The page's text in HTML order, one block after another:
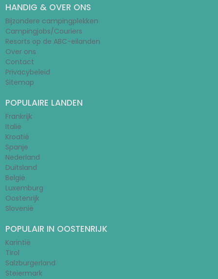
HANDIG & OVER ONS
Bijzondere campingplekken
Campingjobs/Couriers
Resorts op de ABC-eilanden
Over ons
Contact
Privacybeleid
Sitemap
POPULAIRE LANDEN
Frankrijk
Italië
Kroatië
Spanje
Nederland
Duitsland
België
Luxemburg
Oostenrijk
Slovenië
POPULAIR IN OOSTENRIJK
Karintië
Tirol
Salzburgerland
Steiermark